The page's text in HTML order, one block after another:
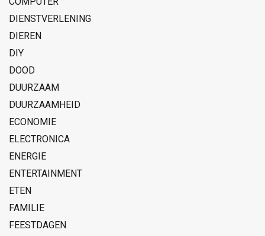
DIENSTVERLENING
DIEREN
DIY
DOOD
DUURZAAM
DUURZAAMHEID
ECONOMIE
ELECTRONICA
ENERGIE
ENTERTAINMENT
ETEN
FAMILIE
FEESTDAGEN